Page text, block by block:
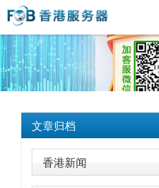
文章归档
香港新闻